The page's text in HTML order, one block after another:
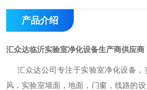
产品介绍
汇众达临沂实验室净化设备生产商供应商
汇众达公司专注于实验室净化设备，
风，实验室墙面，地面，门窗，线路的